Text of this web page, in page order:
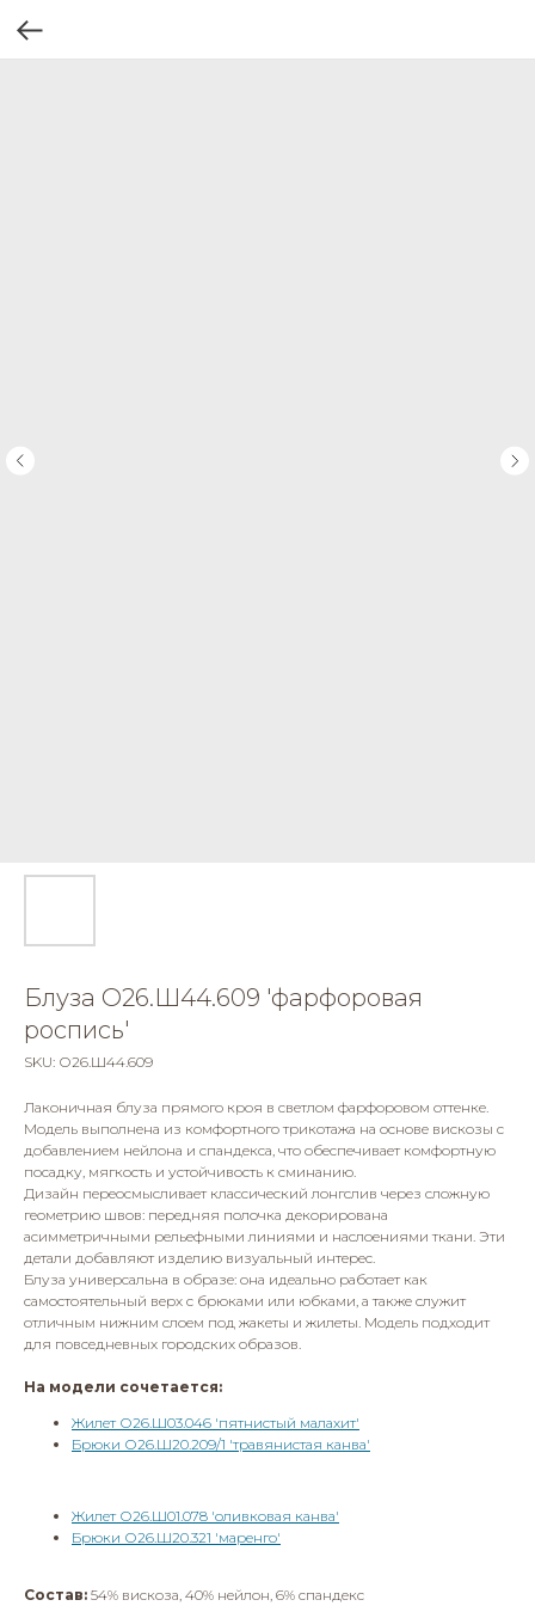
Блуза О26.Ш44.609 'фарфоровая
роспись'
SKU: О26.Ш44.609
Лаконичная блуза прямого кроя в светлом фарфоровом оттенке.
Модель выполнена из комфортного трикотажа на основе вискозы с
добавлением нейлона и спандекса, что обеспечивает комфортную
посадку, мягкость и устойчивость к сминанию.
Дизайн переосмысливает классический лонгслив через сложную
геометрию швов: передняя полочка декорирована
асимметричными рельефными линиями и наслоениями ткани. Эти
детали добавляют изделию визуальный интерес.
Блуза универсальна в образе: она идеально работает как
самостоятельный верх с брюками или юбками, а также служит
отличным нижним слоем под жакеты и жилеты. Модель подходит
для повседневных городских образов.
На модели сочетается:
Жилет О26.Ш03.046 'пятнистый малахит'
Брюки О26.Ш20.209/1 'травянистая канва'
Жилет О26.Ш01.078 'оливковая канва'
Брюки О26.Ш20.321 'маренго'
Состав: 54% вискоза, 40% нейлон, 6% спандекс